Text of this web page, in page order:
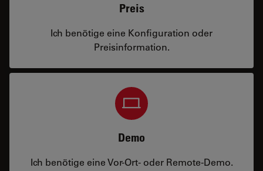
Preis
Ich benötige eine Konfiguration oder
Preisinformation.
Demo
Ich benötige eine Vor-Ort- oder Remote-Demo.